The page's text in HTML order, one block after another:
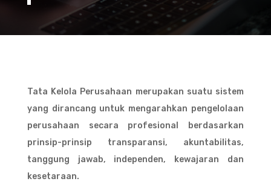
Tata Kelola Perusahaan merupakan suatu sistem
yang dirancang untuk mengarahkan pengelolaan
perusahaan secara profesional berdasarkan
prinsip-prinsip transparansi, akuntabilitas,
tanggung jawab, independen, kewajaran dan
kesetaraan.